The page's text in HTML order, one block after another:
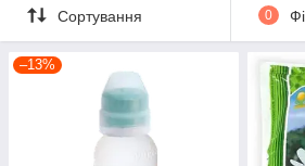
Сортування 0
–13%